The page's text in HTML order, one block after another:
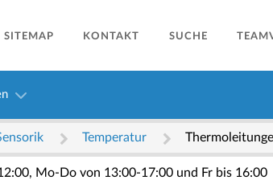
SITEMAP KONTAKT SUCHE
Temperatur
Mo-Do von 13:00-17:00 und Fr bis 16:00